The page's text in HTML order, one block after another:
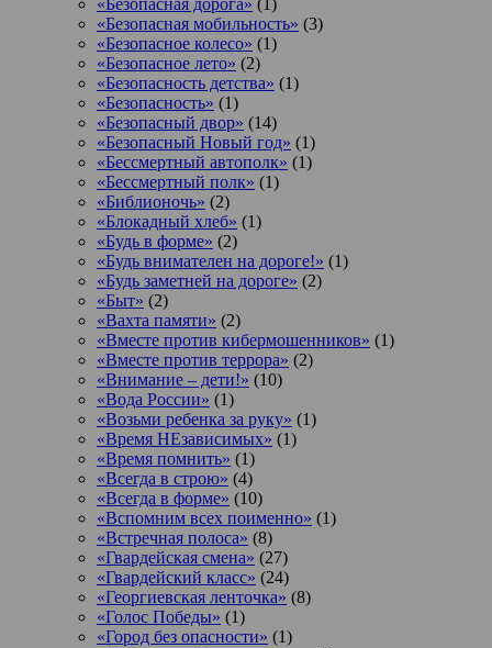
«Безопасная мобильность» (3)
«Безопасное колесо» (1)
«Безопасное лето» (2)
«Безопасность детства» (1)
«Безопасность» (1)
«Безопасный двор» (14)
«Безопасный Новый год» (1)
«Бессмертный автополк» (1)
«Бессмертный полк» (1)
«Библионочь» (2)
«Блокадный хлеб» (1)
«Будь в форме» (2)
«Будь внимателен на дороге!» (1)
«Будь заметней на дороге» (2)
«Быт» (2)
«Вахта памяти» (2)
«Вместе против кибермошенников» (1)
«Вместе против террора» (2)
«Внимание – дети!» (10)
«Вода России» (1)
«Возьми ребенка за руку» (1)
«Время НЕзависимых» (1)
«Время помнить» (1)
«Всегда в строю» (4)
«Всегда в форме» (10)
«Вспомним всех поименно» (1)
«Встречная полоса» (8)
«Гвардейская смена» (27)
«Гвардейский класс» (24)
«Георгиевская ленточка» (8)
«Голос Победы» (1)
«Город без опасности» (1)